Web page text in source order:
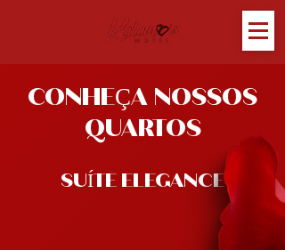
CONHEÇA NOSSOS
QUARTOS
SUÍTE ELEGANCE